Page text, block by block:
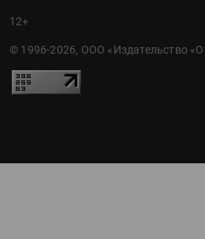
12+
© 1996-2026, ООО «Издательство